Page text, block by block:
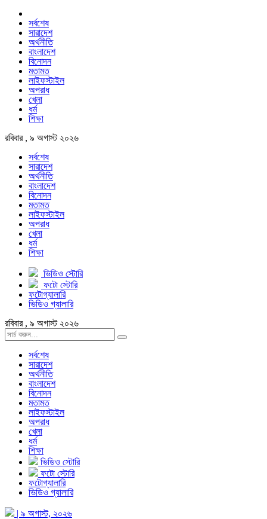
সর্বশেষ
সারাদেশ
অর্থনীতি
বাংলাদেশ
বিনোদন
মতামত
লাইফস্টাইল
অপরাধ
খেলা
ধর্ম
শিক্ষা
রবিবার , ৯ অগাস্ট ২০২৬
সর্বশেষ
সারাদেশ
অর্থনীতি
বাংলাদেশ
বিনোদন
মতামত
লাইফস্টাইল
অপরাধ
খেলা
ধর্ম
শিক্ষা
ভিডিও স্টোরি
ফটো স্টোরি
ফটোগ্যালারি
ভিডিও গ্যালারি
রবিবার , ৯ অগাস্ট ২০২৬
সর্বশেষ
সারাদেশ
অর্থনীতি
বাংলাদেশ
বিনোদন
মতামত
লাইফস্টাইল
অপরাধ
খেলা
ধর্ম
শিক্ষা
ভিডিও স্টোরি
ফটো স্টোরি
ফটোগ্যালারি
ভিডিও গ্যালারি
| ৯ অগাস্ট, ২০২৬